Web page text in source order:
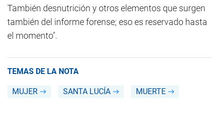
También desnutrición y otros elementos que surgen
también del informe forense; eso es reservado hasta
el momento".
TEMAS DE LA NOTA
MUJER SANTA LUCÍA MUERTE